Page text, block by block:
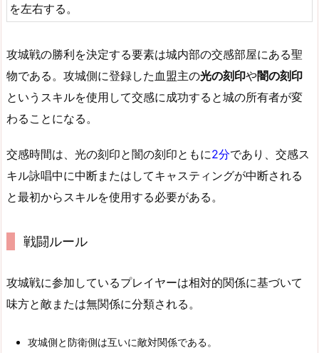
を左右する。
攻城戦の勝利を決定する要素は城内部の交感部屋にある聖
物である。攻城側に登録した血盟主の光の刻印や闇の刻印
というスキルを使用して交感に成功すると城の所有者が変
わることになる。
交感時間は、光の刻印と闇の刻印ともに2分であり、交感ス
キル詠唱中に中断またはしてキャスティングが中断される
と最初からスキルを使用する必要がある。
戦闘ルール
攻城戦に参加しているプレイヤーは相対的関係に基づいて
味方と敵または無関係に分類される。
攻城側と防衛側は互いに敵対関係である。